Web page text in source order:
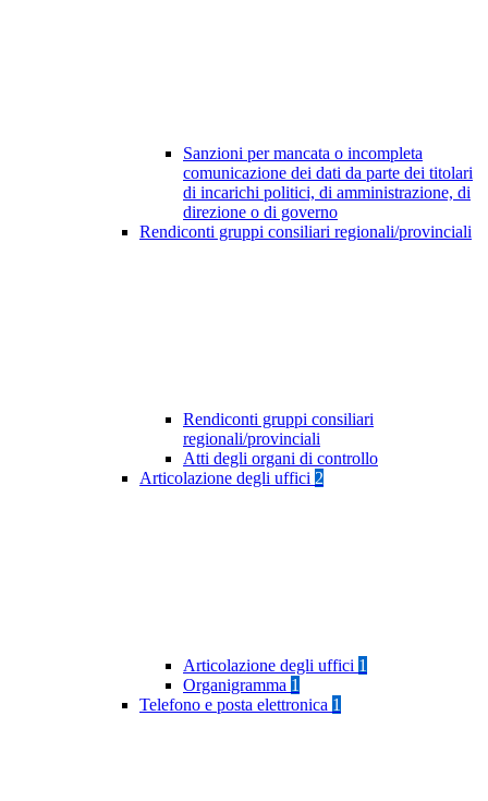
Sanzioni per mancata o incompleta
comunicazione dei dati da parte dei titolari
di incarichi politici, di amministrazione, di
direzione o di governo
Rendiconti gruppi consiliari regionali/provinciali
Rendiconti gruppi consiliari
regionali/provinciali
Atti degli organi di controllo
Articolazione degli uffici 2
Articolazione degli uffici 1
Organigramma 1
Telefono e posta elettronica 1